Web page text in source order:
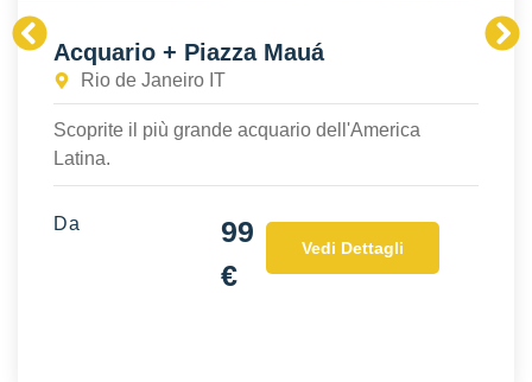
Acquario + Piazza Mauá
Rio de Janeiro IT
Scoprite il più grande acquario dell'America
Latina.
Da
99
€
Vedi Dettagli